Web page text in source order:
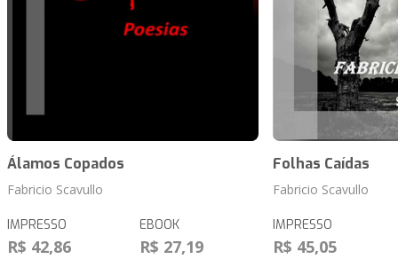
Álamos Copados
Fabricio Scavullo
IMPRESSO
R$ 42,86
EBOOK
R$ 27,19
Folhas Caídas
Fabricio Scavullo
IMPRESSO
R$ 45,05